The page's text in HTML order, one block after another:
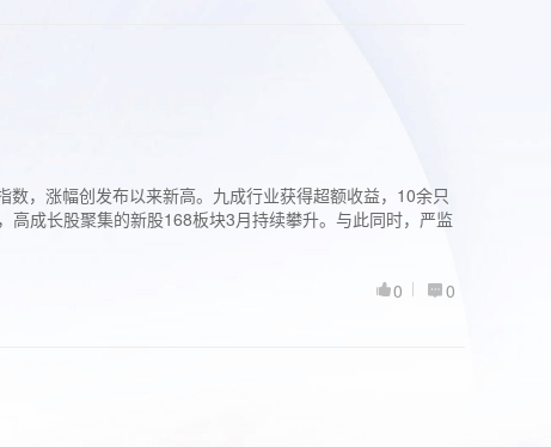
，涨幅创发布以来新高。九成行业获得超额收益，10余只
高成长股聚集的新股168板块3月持续攀升。与此同时，严监
0
0